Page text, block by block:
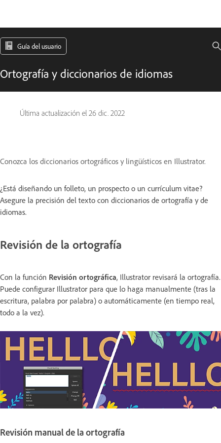
Guía del usuario
Ortografía y diccionarios de idiomas
Última actualización el 26 dic. 2022
Conozca los diccionarios ortográficos y lingüísticos en Illustrator.
¿Está diseñando un folleto, un prospecto o un currículum vitae?
Asegure la precisión del texto con diccionarios de ortografía y de
idiomas.
Revisión de la ortografía
Con la función Revisión ortográfica, Illustrator revisará la ortografía.
Puede configurar Illustrator para que lo haga manualmente (tras la
escritura, palabra por palabra) o automáticamente (en tiempo real,
todo a la vez).
Revisión manual de la ortografía